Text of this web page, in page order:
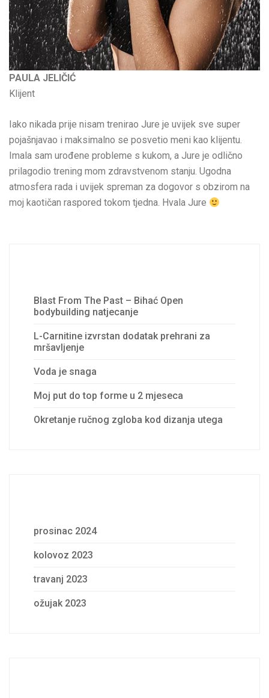
PAULA JELIČIĆ
Klijent
Iako nikada prije nisam trenirao Jure je uvijek sve super
pojašnjavao i maksimalno se posvetio meni kao klijentu.
Imala sam urođene probleme s kukom, a Jure je odlično
prilagodio trening mom zdravstvenom stanju. Ugodna
atmosfera rada i uvijek spreman za dogovor s obzirom na
moj kaotičan raspored tokom tjedna. Hvala Jure
Blast From The Past – Bihać Open
bodybuilding natjecanje
L-Carnitine izvrstan dodatak prehrani za
mršavljenje
Voda je snaga
Moj put do top forme u 2 mjeseca
Okretanje ručnog zgloba kod dizanja utega
prosinac 2024
kolovoz 2023
travanj 2023
ožujak 2023